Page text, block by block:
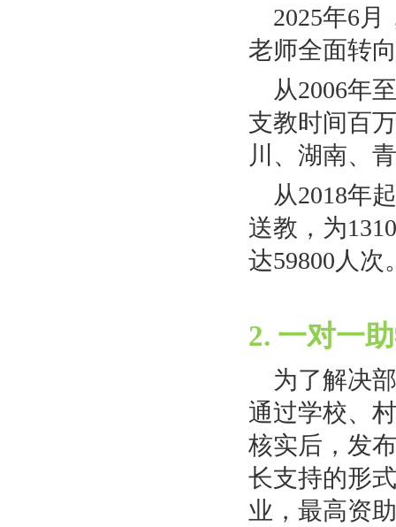
2025年6
老师全面转
从2006年
支教时间百
川、湖南、
从2018年
送教，为
达59800人次
2. 一对一
为了解决
通过学校、
核实后，发
长支持的形
业，最高资